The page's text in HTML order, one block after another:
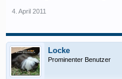
4. April 2011
Locke
Prominenter Benutzer